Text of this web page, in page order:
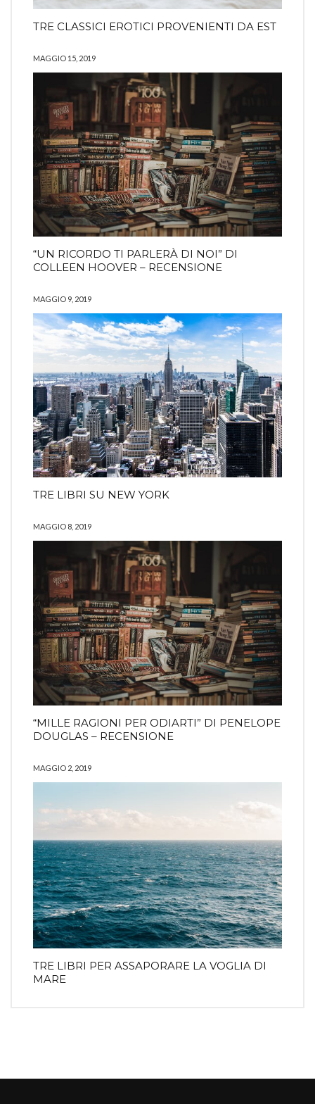
TRE CLASSICI EROTICI PROVENIENTI DA EST
MAGGIO 15, 2019
“UN RICORDO TI PARLERÀ DI NOI” DI
COLLEEN HOOVER – RECENSIONE
MAGGIO 9, 2019
TRE LIBRI SU NEW YORK
MAGGIO 8, 2019
“MILLE RAGIONI PER ODIARTI” DI PENELOPE
DOUGLAS – RECENSIONE
MAGGIO 2, 2019
TRE LIBRI PER ASSAPORARE LA VOGLIA DI
MARE